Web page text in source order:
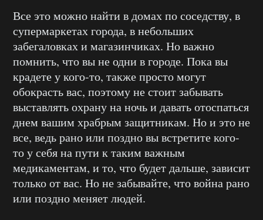
Все это можно найти в домах по соседству, в
супермаркетах города, в небольших
забегаловках и магазинчиках. Но важно
помнить, что вы не одни в городе. Пока вы
крадете у кого-то, также просто могут
обокрасть вас, поэтому не стоит забывать
выставлять охрану на ночь и давать отоспаться
днем вашим храбрым защитникам. Но и это не
все, ведь рано или поздно вы встретите кого-
то у себя на пути к таким важным
медикаментам, и то, что будет дальше, зависит
только от вас. Но не забывайте, что война рано
или поздно меняет людей.